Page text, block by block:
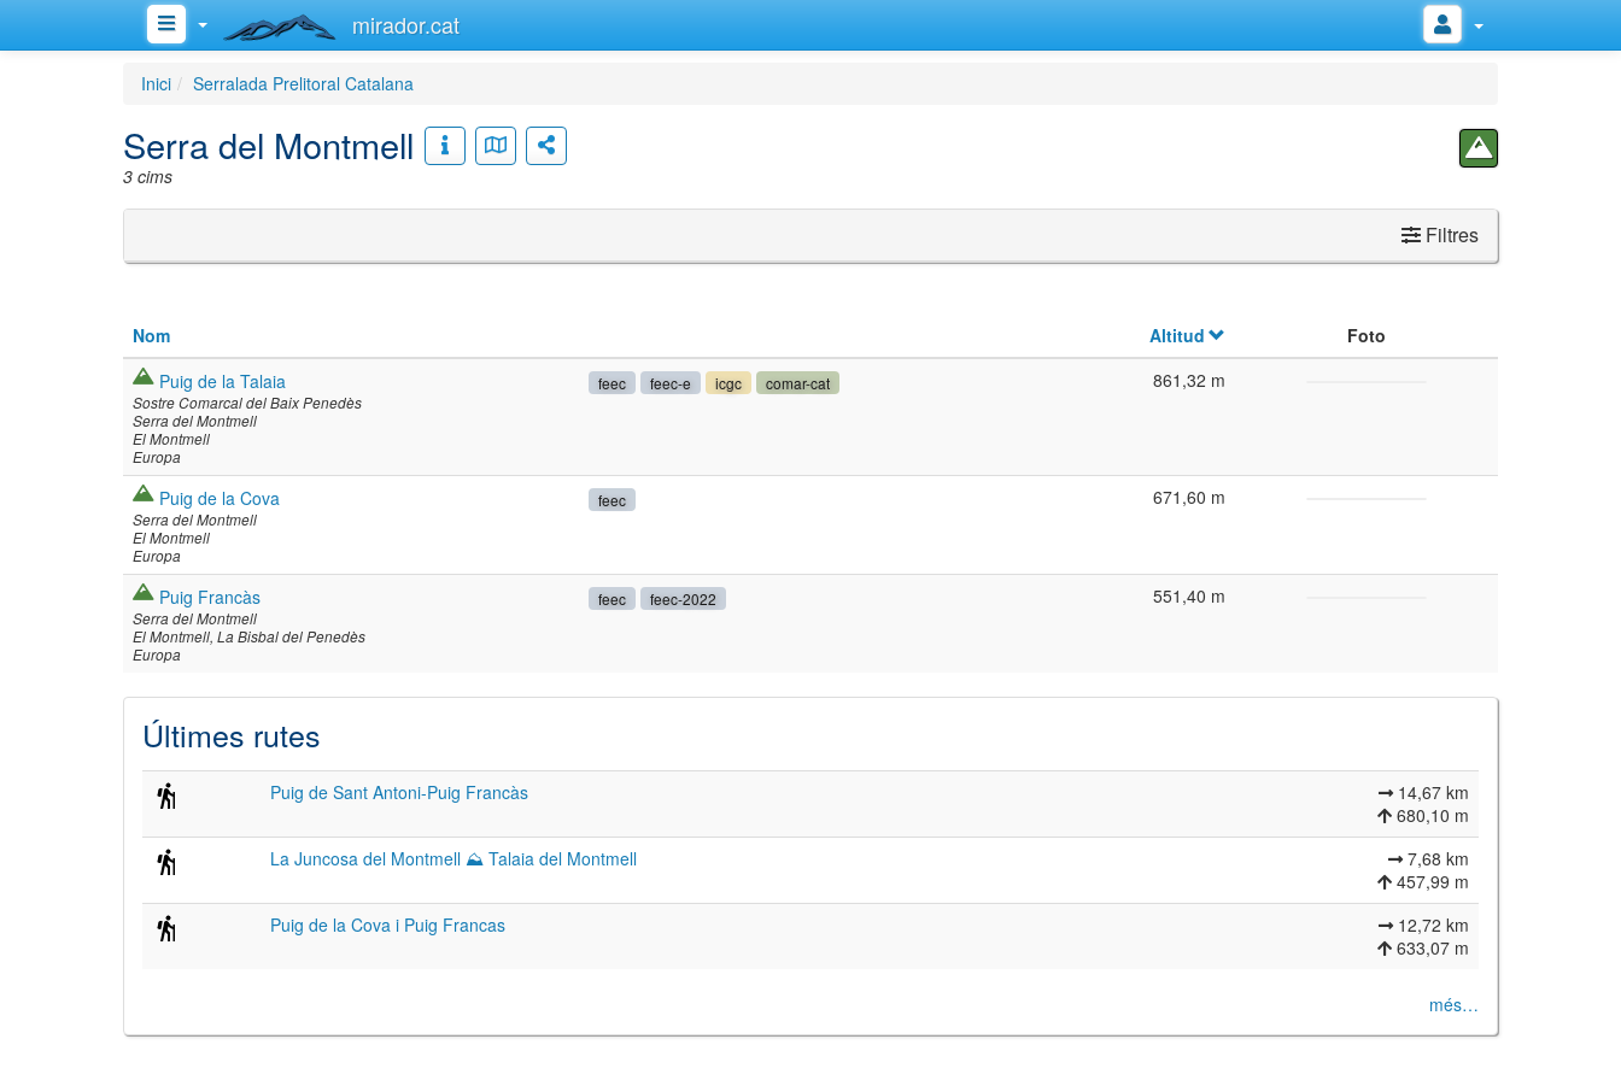
mirador.cat
Inici Serralada Prelitoral Catalana
Serra del Montmell
3 cims
Filtres
Nom Altitud
Foto
Puig de la Talaia
Sostre Comarcal del Baix Penedès
Serra del Montmell
El Montmell
Europa
feec feec-e icgc comar-cat 861,32 m
Puig de la Cova
Serra del Montmell
El Montmell
Europa
feec 671,60 m
Puig Francàs
Serra del Montmell
El Montmell La Bisbal del Penedès
Europa
feec feec-2022 551,40 m
Últimes rutes
Puig de Sant Antoni-Puig Francàs
14,67 km
680,10 m
La Juncosa del Montmell ⛰ Talaia del Montmell
7,68 km
457,99 m
Puig de la Cova i Puig Francas
12,72 km
633,07 m
més…